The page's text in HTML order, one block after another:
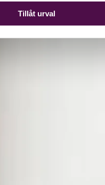
Tillåt urval